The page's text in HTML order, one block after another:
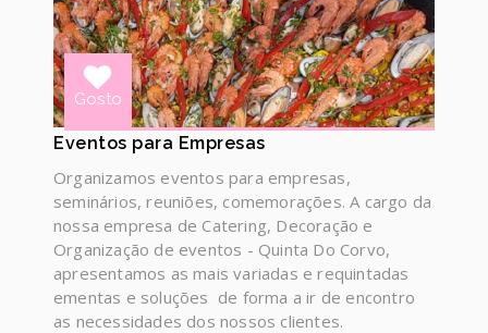
Gosto
Eventos para Empresas
Organizamos eventos para empresas,
seminários, reuniões, comemorações. A cargo da
nossa empresa de Catering, Decoração e
Organização de eventos - Quinta Do Corvo,
apresentamos as mais variadas e requintadas
ementas e soluções de forma a ir de encontro
as necessidades dos nossos clientes.
O nosso sincero OBRIGADA pelo fantástico dia que
nos proporcionaram. Obrigado por fazerem parte do
nosso dia, pela simpatia, boa disposição e
disponibilidade.
Desde o primeiro momento que entramos na Quinta
soubemos que seria aqui que o nosso sonho se iria
realizar. Um grande beijinho a todo o staff.
POR SMS:
... Estamos completamente sem palavras para
descrever o trabalho incrível e momentos
inesquecíveis que nos proporcionaram no nosso
grande dia, a nós e aos nossos convidados. Estava